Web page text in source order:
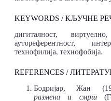
KEYWORDS / КЉУЧНЕ
дигиталност,
аутореферентност,
технофилија, технофобија.
REFERENCES /
Бодријар, Жан
размена и смрт